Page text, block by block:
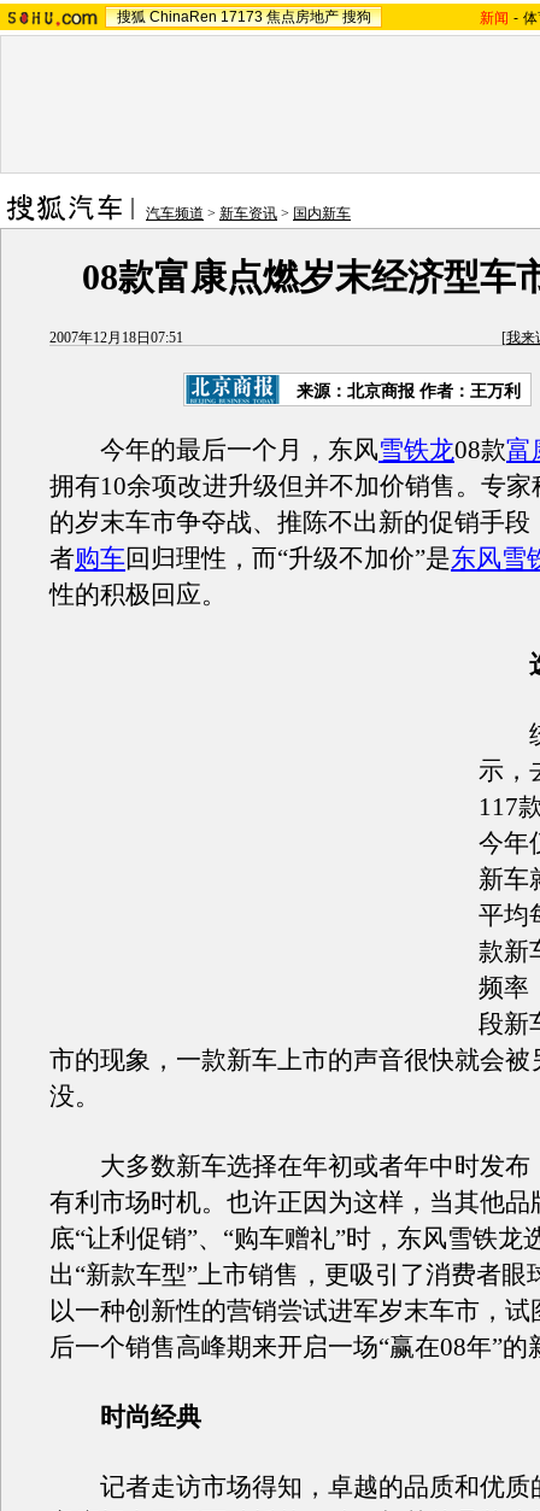
搜狐 ChinaRen 17173 焦点房地产 搜狗 新闻 -
汽车频道 > 新车资讯 > 国内新车
08款富康点燃岁末经济型车
2007年12月18日07:51 [我来
来源：北京商报 作者：王万利
今年的最后一个月，东风雪铁龙08款富
拥有10余项改进升级但并不加价销售。专
的岁末车市争夺战、推陈不出新的促销手段
者购车回归理性，而“升级不加价”是东风雪
性的积极回应。
统
示，
117
今年
新车
平均
款新
频率
段新
市的现象，一款新车上市的声音很快就会被
没。
大多数新车选择在年初或者年中时发布
有利市场时机。也许正因为这样，当其他品
底“让利促销”、“购车赠礼”时，东风雪铁龙
出“新款车型”上市销售，更吸引了消费者眼
以一种创新性的营销尝试进军岁末车市，试
后一个销售高峰期来开启一场“赢在08年”的
时尚经典
记者走访市场得知，卓越的品质和优质